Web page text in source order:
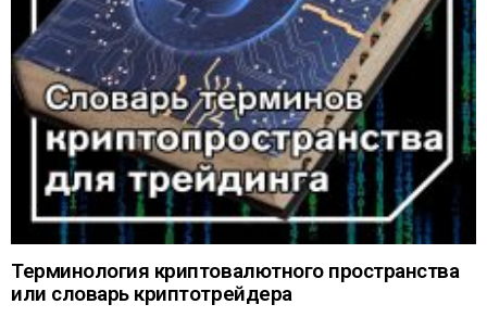
Терминология криптовалютного пространства
или словарь криптотрейдера